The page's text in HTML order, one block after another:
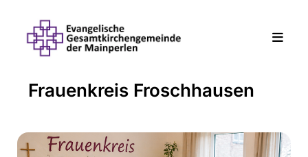
Frauenkreis Froschhausen